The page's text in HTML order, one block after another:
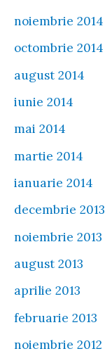
noiembrie 2014
octombrie 2014
august 2014
iunie 2014
mai 2014
martie 2014
ianuarie 2014
decembrie 2013
noiembrie 2013
august 2013
aprilie 2013
februarie 2013
noiembrie 2012